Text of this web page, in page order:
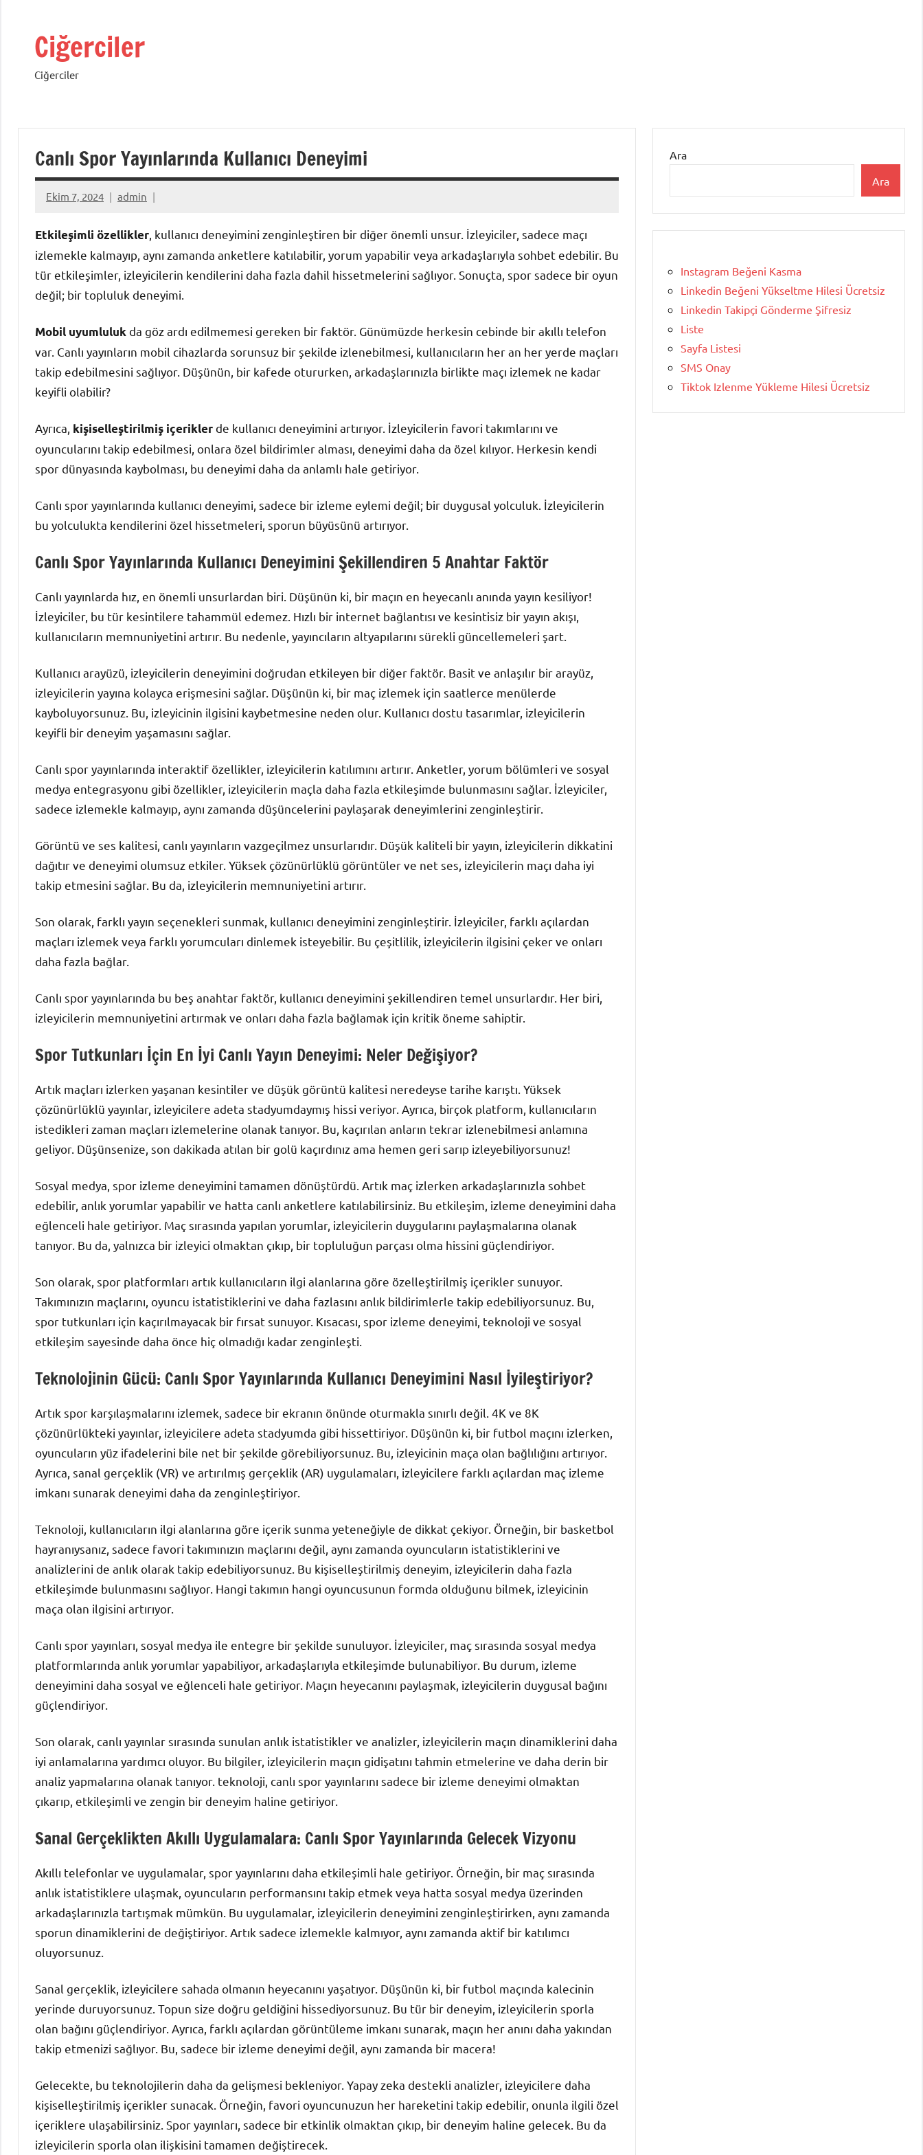
Ciğerciler
Ciğerciler
Canlı Spor Yayınlarında Kullanıcı Deneyimi
Ekim 7, 2024 admin
Etkileşimli özellikler , kullanıcı deneyimini zenginleştiren bir diğer önemli unsur. İzleyiciler, sadece maçı
izlemekle kalmayıp, aynı zamanda anketlere katılabilir, yorum yapabilir veya arkadaşlarıyla sohbet edebilir. Bu
tür etkileşimler, izleyicilerin kendilerini daha fazla dahil hissetmelerini sağlıyor. Sonuçta, spor sadece bir oyun
değil; bir topluluk deneyimi.
Mobil uyumlulukda göz ardı edilmemesi gereken bir faktör. Günümüzde herkesin cebinde bir akıllı telefon
var. Canlı yayınların mobil cihazlarda sorunsuz bir şekilde izlenebilmesi, kullanıcıların her an her yerde maçları
takip edebilmesini sağlıyor. Düşünün, bir kafede otururken, arkadaşlarınızla birlikte maçı izlemek ne kadar
keyifli olabilir?
Ayrıca, kişiselleştirilmiş içeriklerde kullanıcı deneyimini artırıyor. İzleyicilerin favori takımlarını ve
oyuncularını takip edebilmesi, onlara özel bildirimler alması, deneyimi daha da özel kılıyor. Herkesin kendi
spor dünyasında kaybolması, bu deneyimi daha da anlamlı hale getiriyor.
Canlı spor yayınlarında kullanıcı deneyimi, sadece bir izleme eylemi değil; bir duygusal yolculuk. İzleyicilerin
bu yolculukta kendilerini özel hissetmeleri, sporun büyüsünü artırıyor.
Canlı Spor Yayınlarında Kullanıcı Deneyimini Şekillendiren 5 Anahtar Faktör
Canlı yayınlarda hız, en önemli unsurlardan biri. Düşünün ki, bir maçın en heyecanlı anında yayın kesiliyor!
İzleyiciler, bu tür kesintilere tahammül edemez. Hızlı bir internet bağlantısı ve kesintisiz bir yayın akışı,
kullanıcıların memnuniyetini artırır. Bu nedenle, yayıncıların altyapılarını sürekli güncellemeleri şart.
Kullanıcı arayüzü, izleyicilerin deneyimini doğrudan etkileyen bir diğer faktör. Basit ve anlaşılır bir arayüz,
izleyicilerin yayına kolayca erişmesini sağlar. Düşünün ki, bir maç izlemek için saatlerce menülerde
kayboluyorsunuz. Bu, izleyicinin ilgisini kaybetmesine neden olur. Kullanıcı dostu tasarımlar, izleyicilerin
keyifli bir deneyim yaşamasını sağlar.
Canlı spor yayınlarında interaktif özellikler, izleyicilerin katılımını artırır. Anketler, yorum bölümleri ve sosyal
medya entegrasyonu gibi özellikler, izleyicilerin maçla daha fazla etkileşimde bulunmasını sağlar. İzleyiciler,
sadece izlemekle kalmayıp, aynı zamanda düşüncelerini paylaşarak deneyimlerini zenginleştirir.
Görüntü ve ses kalitesi, canlı yayınların vazgeçilmez unsurlarıdır. Düşük kaliteli bir yayın, izleyicilerin dikkatini
dağıtır ve deneyimi olumsuz etkiler. Yüksek çözünürlüklü görüntüler ve net ses, izleyicilerin maçı daha iyi
takip etmesini sağlar. Bu da, izleyicilerin memnuniyetini artırır.
Son olarak, farklı yayın seçenekleri sunmak, kullanıcı deneyimini zenginleştirir. İzleyiciler, farklı açılardan
maçları izlemek veya farklı yorumcuları dinlemek isteyebilir. Bu çeşitlilik, izleyicilerin ilgisini çeker ve onları
daha fazla bağlar.
Canlı spor yayınlarında bu beş anahtar faktör, kullanıcı deneyimini şekillendiren temel unsurlardır. Her biri,
izleyicilerin memnuniyetini artırmak ve onları daha fazla bağlamak için kritik öneme sahiptir.
Spor Tutkunları İçin En İyi Canlı Yayın Deneyimi: Neler Değişiyor?
Artık maçları izlerken yaşanan kesintiler ve düşük görüntü kalitesi neredeyse tarihe karıştı. Yüksek
çözünürlüklü yayınlar, izleyicilere adeta stadyumdaymış hissi veriyor. Ayrıca, birçok platform, kullanıcıların
istedikleri zaman maçları izlemelerine olanak tanıyor. Bu, kaçırılan anların tekrar izlenebilmesi anlamına
geliyor. Düşünsenize, son dakikada atılan bir golü kaçırdınız ama hemen geri sarıp izleyebiliyorsunuz!
Sosyal medya, spor izleme deneyimini tamamen dönüştürdü. Artık maç izlerken arkadaşlarınızla sohbet
edebilir, anlık yorumlar yapabilir ve hatta canlı anketlere katılabilirsiniz. Bu etkileşim, izleme deneyimini daha
eğlenceli hale getiriyor. Maç sırasında yapılan yorumlar, izleyicilerin duygularını paylaşmalarına olanak
tanıyor. Bu da, yalnızca bir izleyici olmaktan çıkıp, bir topluluğun parçası olma hissini güçlendiriyor.
Son olarak, spor platformları artık kullanıcıların ilgi alanlarına göre özelleştirilmiş içerikler sunuyor.
Takımınızın maçlarını, oyuncu istatistiklerini ve daha fazlasını anlık bildirimlerle takip edebiliyorsunuz. Bu,
spor tutkunları için kaçırılmayacak bir fırsat sunuyor. Kısacası, spor izleme deneyimi, teknoloji ve sosyal
etkileşim sayesinde daha önce hiç olmadığı kadar zenginleşti.
Teknolojinin Gücü: Canlı Spor Yayınlarında Kullanıcı Deneyimini Nasıl İyileştiriyor?
Artık spor karşılaşmalarını izlemek, sadece bir ekranın önünde oturmakla sınırlı değil. 4K ve 8K
çözünürlükteki yayınlar, izleyicilere adeta stadyumda gibi hissettiriyor. Düşünün ki, bir futbol maçını izlerken,
oyuncuların yüz ifadelerini bile net bir şekilde görebiliyorsunuz. Bu, izleyicinin maça olan bağlılığını artırıyor.
Ayrıca, sanal gerçeklik (VR) ve artırılmış gerçeklik (AR) uygulamaları, izleyicilere farklı açılardan maç izleme
imkanı sunarak deneyimi daha da zenginleştiriyor.
Teknoloji, kullanıcıların ilgi alanlarına göre içerik sunma yeteneğiyle de dikkat çekiyor. Örneğin, bir basketbol
hayranıysanız, sadece favori takımınızın maçlarını değil, aynı zamanda oyuncuların istatistiklerini ve
analizlerini de anlık olarak takip edebiliyorsunuz. Bu kişiselleştirilmiş deneyim, izleyicilerin daha fazla
etkileşimde bulunmasını sağlıyor. Hangi takımın hangi oyuncusunun formda olduğunu bilmek, izleyicinin
maça olan ilgisini artırıyor.
Canlı spor yayınları, sosyal medya ile entegre bir şekilde sunuluyor. İzleyiciler, maç sırasında sosyal medya
platformlarında anlık yorumlar yapabiliyor, arkadaşlarıyla etkileşimde bulunabiliyor. Bu durum, izleme
deneyimini daha sosyal ve eğlenceli hale getiriyor. Maçın heyecanını paylaşmak, izleyicilerin duygusal bağını
güçlendiriyor.
Son olarak, canlı yayınlar sırasında sunulan anlık istatistikler ve analizler, izleyicilerin maçın dinamiklerini daha
iyi anlamalarına yardımcı oluyor. Bu bilgiler, izleyicilerin maçın gidişatını tahmin etmelerine ve daha derin bir
analiz yapmalarına olanak tanıyor. teknoloji, canlı spor yayınlarını sadece bir izleme deneyimi olmaktan
çıkarıp, etkileşimli ve zengin bir deneyim haline getiriyor.
Sanal Gerçeklikten Akıllı Uygulamalara: Canlı Spor Yayınlarında Gelecek Vizyonu
Akıllı telefonlar ve uygulamalar, spor yayınlarını daha etkileşimli hale getiriyor. Örneğin, bir maç sırasında
anlık istatistiklere ulaşmak, oyuncuların performansını takip etmek veya hatta sosyal medya üzerinden
arkadaşlarınızla tartışmak mümkün. Bu uygulamalar, izleyicilerin deneyimini zenginleştirirken, aynı zamanda
sporun dinamiklerini de değiştiriyor. Artık sadece izlemekle kalmıyor, aynı zamanda aktif bir katılımcı
oluyorsunuz.
Sanal gerçeklik, izleyicilere sahada olmanın heyecanını yaşatıyor. Düşünün ki, bir futbol maçında kalecinin
yerinde duruyorsunuz. Topun size doğru geldiğini hissediyorsunuz. Bu tür bir deneyim, izleyicilerin sporla
olan bağını güçlendiriyor. Ayrıca, farklı açılardan görüntüleme imkanı sunarak, maçın her anını daha yakından
takip etmenizi sağlıyor. Bu, sadece bir izleme deneyimi değil, aynı zamanda bir macera!
Gelecekte, bu teknolojilerin daha da gelişmesi bekleniyor. Yapay zeka destekli analizler, izleyicilere daha
kişiselleştirilmiş içerikler sunacak. Örneğin, favori oyuncunuzun her hareketini takip edebilir, onunla ilgili özel
içeriklere ulaşabilirsiniz. Spor yayınları, sadece bir etkinlik olmaktan çıkıp, bir deneyim haline gelecek. Bu da
izleyicilerin sporla olan ilişkisini tamamen değiştirecek.
Ara
Ara
Instagram Beğeni Kasma
Linkedin Beğeni Yükseltme Hilesi Ücretsiz
Linkedin Takipçi Gönderme Şifresiz
Liste
Sayfa Listesi
SMS Onay
Tiktok Izlenme Yükleme Hilesi Ücretsiz